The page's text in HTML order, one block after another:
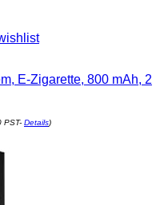
E-Zigarette, 800 mAh, 2
PST- Details)